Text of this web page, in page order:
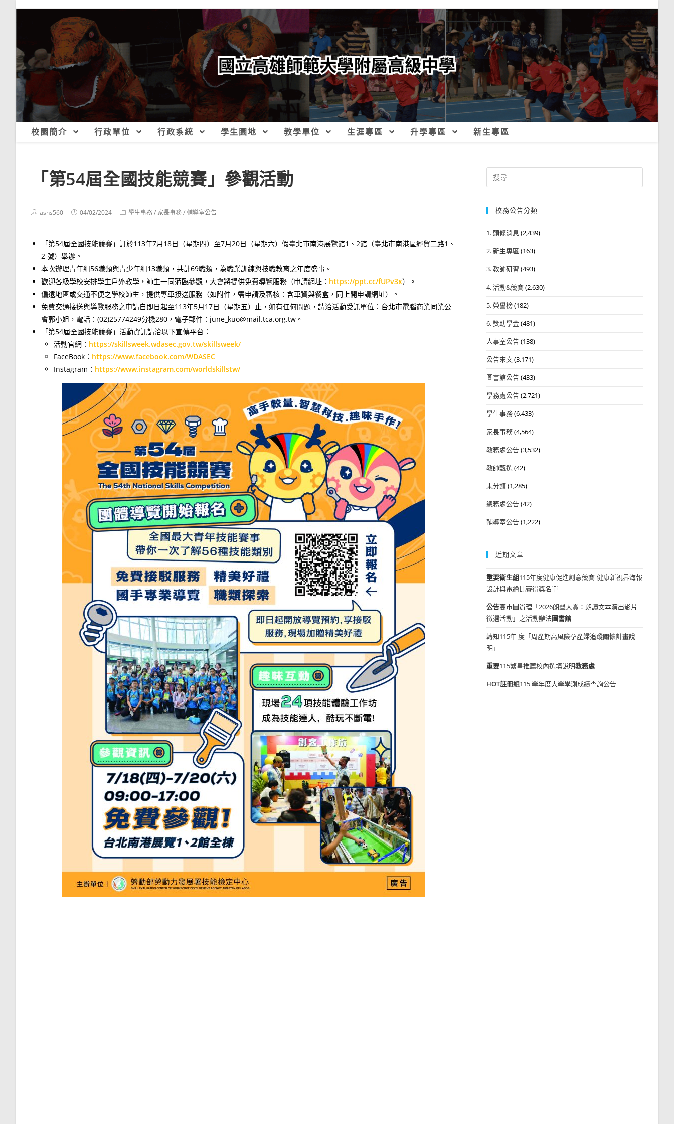
校園簡介 行政單位 行政系統 學生園地 教學單位 生涯專區 升學專區 新生專區
「第54屆全國技能競賽」參觀活動
Postashs560
Post04/02/2024
Post學生事務/ 家長事務/輔導室公告
「第54屆全國技能競賽」訂於113年7月18日（星期四）至7月20日（星期六）假臺北市南港展覽館1、2館（臺北市南港區經貿二路1、
2 號）舉辦。
本次辦理青年組56職類與青少年組13職類，共計69職類，為職業訓練與技職教育之年度盛事。
歡迎各級學校安排學生戶外教學，師生一同蒞臨參觀，大會將提供免費導覽服務（申請網址： https://ppt.cc/fUPv3x）。
偏遠地區或交通不便之學校師生，提供專車接送服務（如附件，需申請及審核：含車資與餐盒，同上開申請網址）。
免費交通接送與導覽服務之申請自即日起至113年5月17日（星期五）止，如有任何問題，請洽活動受託單位：台北市電腦商業同業公
會郭小姐，電話：(02)25774249分機280，電子郵件：june_kuo@mail.tca.org.tw。
「第54屆全國技能競賽」活動資訊請洽以下宣傳平台：
活動官網： https://skillsweek.wdasec.gov.tw/skillsweek/
FaceBook： https://www.facebook.com/WDASEC
Instagram： https://www.instagram.com/worldskillstw/
Search
for:
校務公告分類
1. 頭條消息 (2,439)
2. 新生專區 (163)
3. 教師研習 (493)
4. 活動&競賽(2,630)
5. 榮譽榜(182)
6. 獎助學金(481)
人事室公告(138)
公告來文(3,171)
圖書館公告(433)
學務處公告(2,721)
學生事務(6,433)
家長事務(4,564)
教務處公告(3,532)
教師甄選(42)
未分類(1,285)
總務處公告(42)
輔導室公告(1,222)
近期文章
重要衛生組115年度健康促進創意競賽-健康新視界海報
設計與電繪比賽得獎名單
公告高市圖辦理「2026朗聲大賞：朗讀文本演出影片
徵選活動」之活動辦法圖書館
轉知115年 度「周產期高風險孕產婦追蹤關懷計畫說
明」
重要115繁星推薦校內選填說明教務處
HOT註冊組115 學年度大學學測成績查詢公告